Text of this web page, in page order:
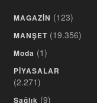
MAGAZİN (123)
MANŞET (19.356)
Moda (1)
PİYASALAR
(2.271)
Sağlık (9)